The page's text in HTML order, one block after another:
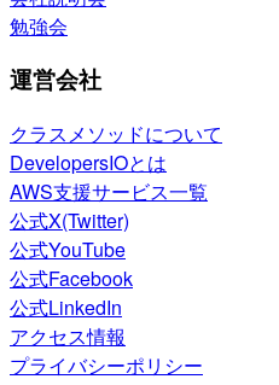
勉強会
運営会社
クラスメソッドについて
DevelopersIOとは
AWS支援サービス一覧
公式X(Twitter)
公式YouTube
公式Facebook
公式LinkedIn
アクセス情報
プライバシーポリシー